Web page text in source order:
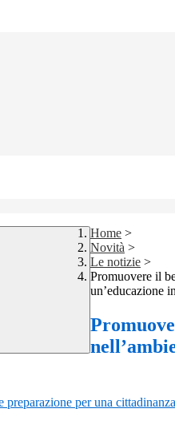
Home >
Novità >
Le notizie >
Promuovere il
un’educazione
per una